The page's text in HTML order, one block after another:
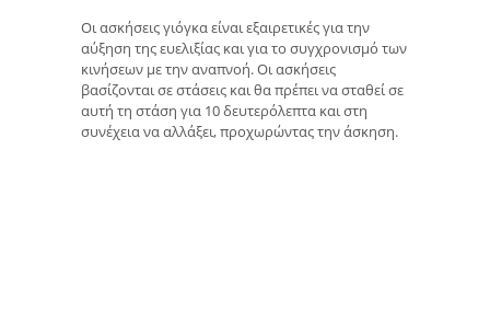
Οι ασκήσεις γιόγκα είναι εξαιρετικές για την
αύξηση της ευελιξίας και για το συγχρονισμό των
κινήσεων με την αναπνοή. Οι ασκήσεις
βασίζονται σε στάσεις και θα πρέπει να σταθεί σε
αυτή τη στάση για 10 δευτερόλεπτα και στη
συνέχεια να αλλάξει, προχωρώντας την άσκηση.